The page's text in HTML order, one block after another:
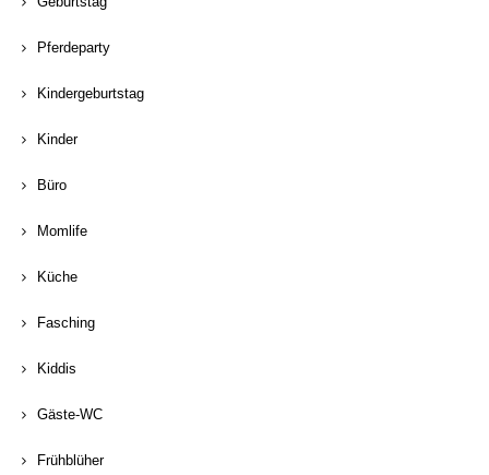
Pferdeparty
Kindergeburtstag
Kinder
Büro
Momlife
Küche
Fasching
Kiddis
Gäste-WC
Frühblüher